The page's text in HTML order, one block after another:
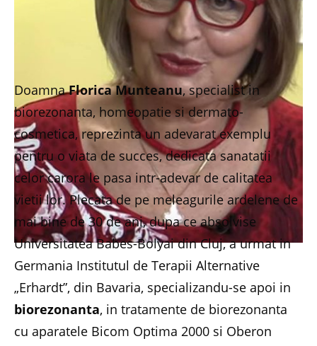
DoamnaFlorica Munteanu, specialist in
biorezonanta, homeopatie si dermato-
cosmetica, reprezinta un adevarat exemplu
pentru o viata de succes, dedicata sanatatii
celor carora le pasa intr-adevar de calitatea
vietii lor. Plecata de pe meleagurile ardelene de
mai bine de 30 de ani, dupa ce absolvise
Universitatea Babes-Bolyai din Cluj, a urmat in
Germania Institutul de Terapii Alternative
„Erhardt”, din Bavaria, specializandu-se apoi in
biorezonanta, in tratamente de biorezonanta
cu aparatele Bicom Optima 2000 si Oberon